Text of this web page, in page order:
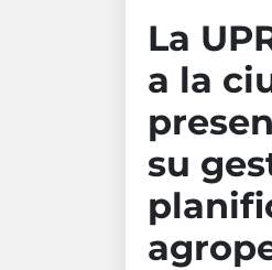
La
a la
su